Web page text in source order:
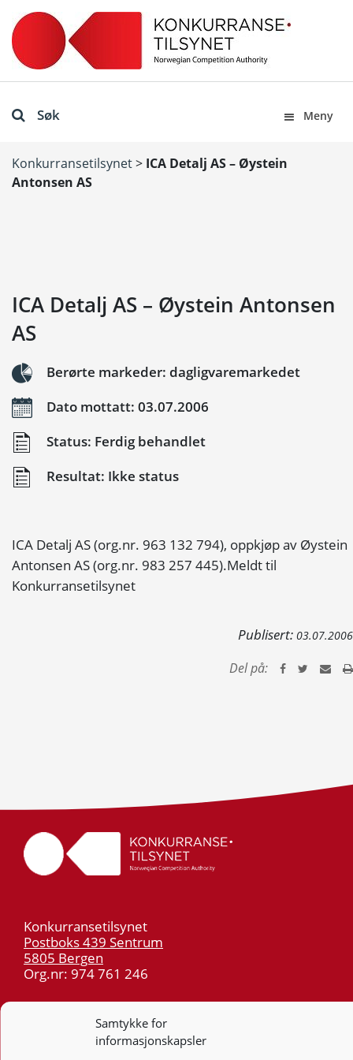
Samtykke for
informasjonskapsler
Søk Meny
Konkurransetilsynet> ICA Detalj AS – Øystein
Antonsen AS
ICA Detalj AS – Øystein Antonsen
AS
Berørte markeder: dagligvaremarkedet
Dato mottatt: 03.07.2006
Status: Ferdig behandlet
Resultat: Ikke status
ICA Detalj AS (org.nr. 963 132 794), oppkjøp av Øystein
Antonsen AS (org.nr. 983 257 445).Meldt til
Konkurransetilsynet
Publisert: 03.07.2006
Del på:
Konkurransetilsynet
Postboks 439 Sentrum
5805 Bergen
Org.nr: 974 761 246
55 59 75 00
post@kt.no